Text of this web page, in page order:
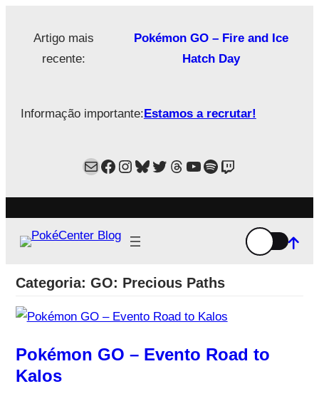
Artigo mais
recente:
Pokémon GO – Fire and Ice
Hatch Day
Informação importante:Estamos a recrutar!
MailFacebook
Instagram
Bluesky
Twitter
Estamos no Threads!
YouTube
Spotify
Twitch
Categoria: GO: Precious Paths
Pokémon GO – Evento Road to
Kalos